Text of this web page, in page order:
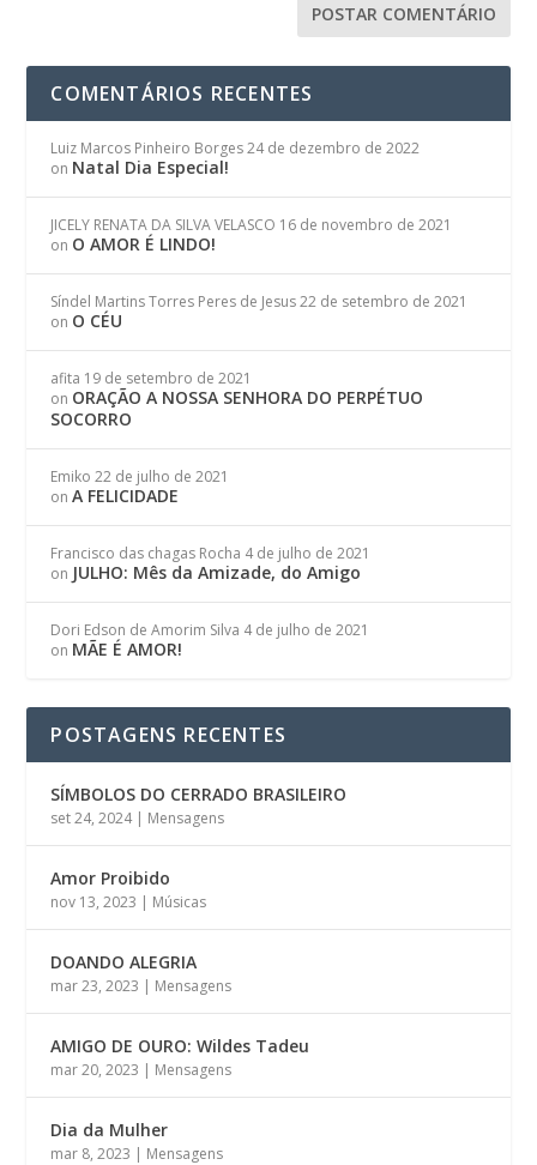
COMENTÁRIOS RECENTES
Luiz Marcos Pinheiro Borges 24 de dezembro de 2022
on Natal Dia Especial!
JICELY RENATA DA SILVA VELASCO 16 de novembro de 2021
on O AMOR É LINDO!
Síndel Martins Torres Peres de Jesus 22 de setembro de 2021
on O CÉU
afita 19 de setembro de 2021
on ORAÇÃO A NOSSA SENHORA DO PERPÉTUO
SOCORRO
Emiko 22 de julho de 2021
onA FELICIDADE
Francisco das chagas Rocha 4 de julho de 2021
on JULHO: Mês da Amizade, do Amigo
Dori Edson de Amorim Silva 4 de julho de 2021
on MÃE É AMOR!
POSTAGENS RECENTES
SÍMBOLOS DO CERRADO BRASILEIRO
set 24, 2024| Mensagens
Amor Proibido
nov 13, 2023 | Músicas
DOANDO ALEGRIA
mar 23, 2023 | Mensagens
AMIGO DE OURO: Wildes Tadeu
mar 20, 2023 | Mensagens
Dia da Mulher
mar 8, 2023 | Mensagens